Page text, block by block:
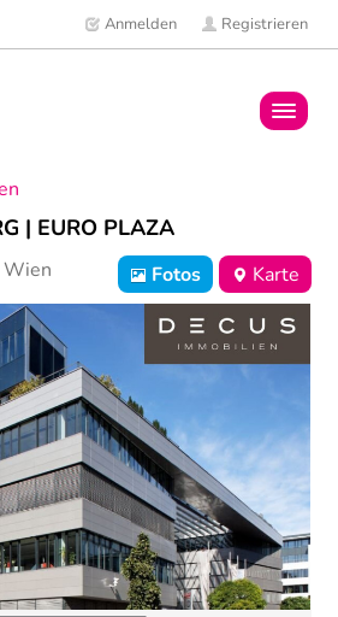
Anmelden Registrieren
Immobilien
Mitglieder
News
| EURO PLAZA
Wien Fotos Karte